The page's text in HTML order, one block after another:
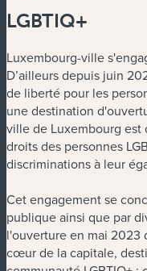
LGBTIQ+
Luxembourg-ville
D’ailleurs depuis juin
de liberté pour les
une destination
ville de Luxembourg
droits des personnes
discriminations à leur
Cet engagement se
publique ainsi que par
l'ouverture en mai 2023
cœur de la capitale,